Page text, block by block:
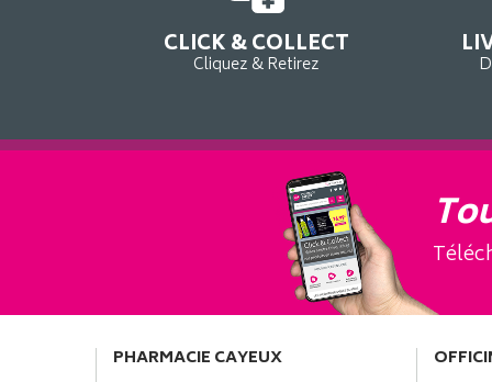
CLICK & COLLECT
Cliquez & Retirez
PHARMACIE CAYEUX